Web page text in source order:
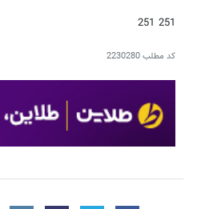
251 251
کد مطلب2230280